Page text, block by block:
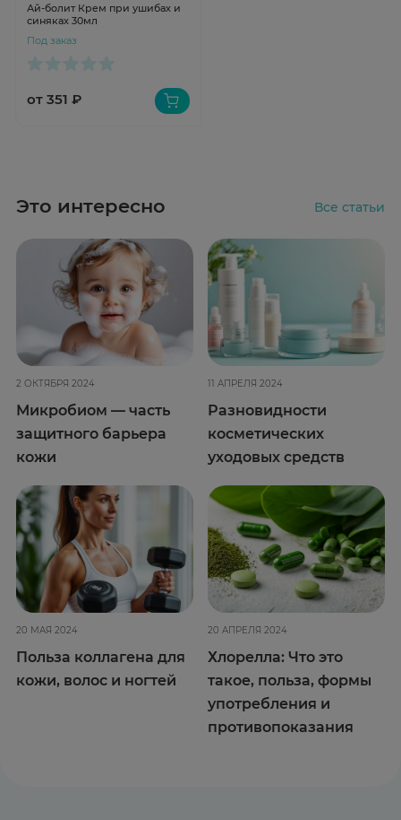
Ай-болит Крем при ушибах и
синяках 30мл
Под заказ
от 351 ₽
Это интересно Все статьи
2 ОКТЯБРЯ 2024
Микробиом — часть
защитного барьера
кожи
11 АПРЕЛЯ 2024
Разновидности
косметических
уходовых средств
20 МАЯ 2024
Польза коллагена для
кожи, волос и ногтей
20 АПРЕЛЯ 2024
Хлорелла: Что это
такое, польза, формы
употребления и
противопоказания